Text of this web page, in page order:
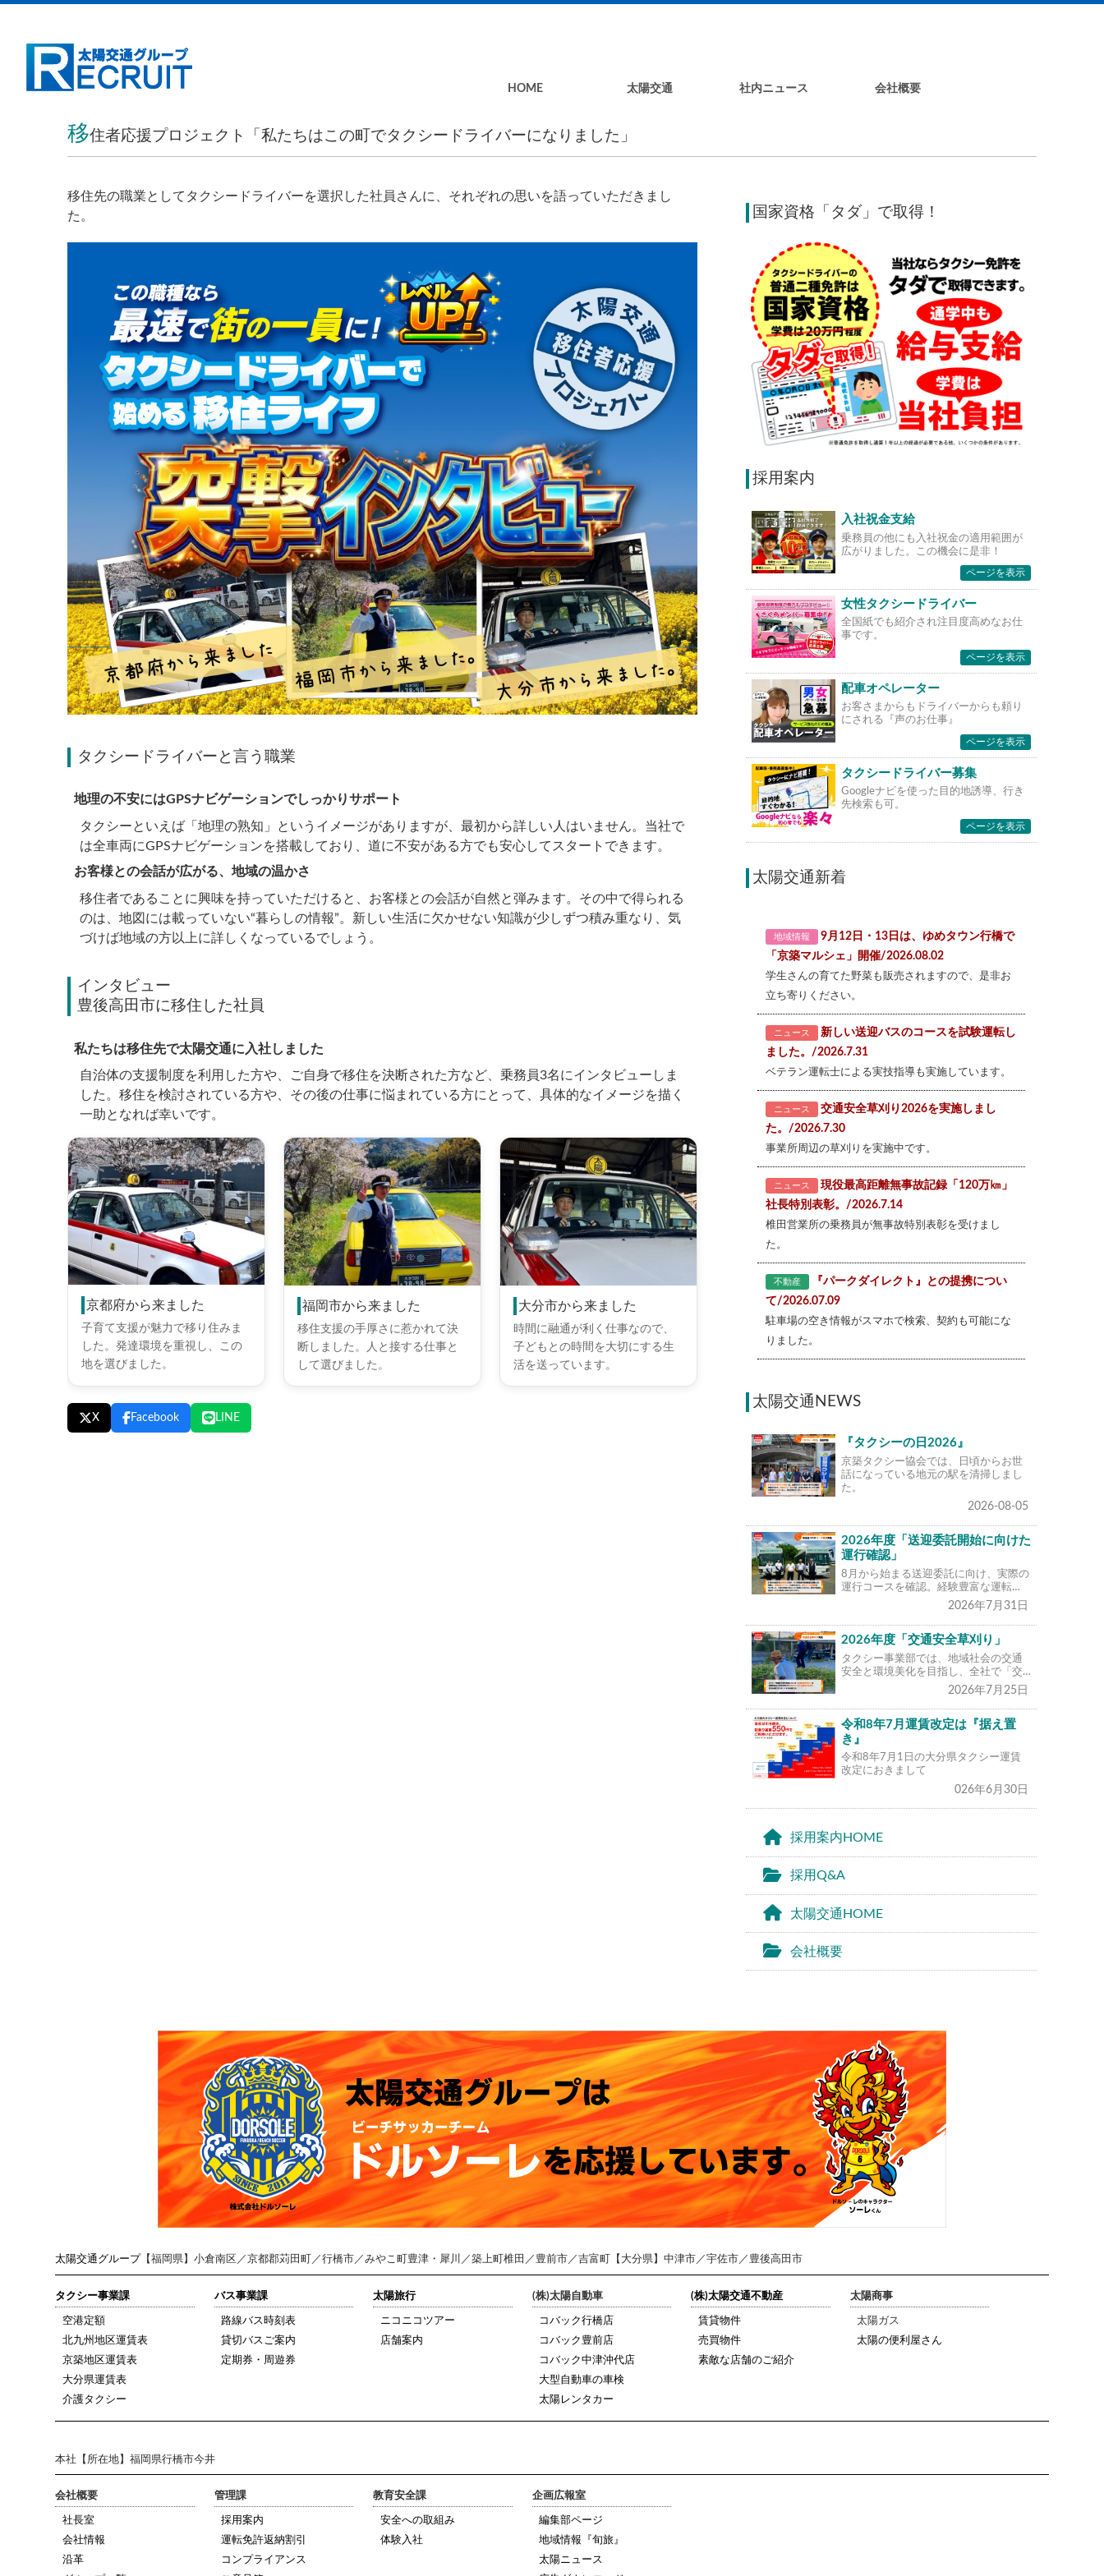
HOME 太陽交通 社内ニュース 会社概要
移住者応援プロジェクト「私たちはこの町でタクシードライバーになりました」
移住先の職業としてタクシードライバーを選択した社員さんに、それぞれの思いを語っていただきまし
た。
タクシードライバーと言う職業
地理の不安にはGPSナビゲーションでしっかりサポート
タクシーといえば「地理の熟知」というイメージがありますが、最初から詳しい人はいません。当社で
は全車両にGPSナビゲーションを搭載しており、道に不安がある方でも安心してスタートできます。
お客様との会話が広がる、地域の温かさ
移住者であることに興味を持っていただけると、お客様との会話が自然と弾みます。その中で得られる
のは、地図には載っていない“暮らしの情報”。新しい生活に欠かせない知識が少しずつ積み重なり、気
づけば地域の方以上に詳しくなっているでしょう。
インタビュー
豊後高田市に移住した社員
私たちは移住先で太陽交通に入社しました
自治体の支援制度を利用した方や、ご自身で移住を決断された方など、乗務員3名にインタビューしま
した。移住を検討されている方や、その後の仕事に悩まれている方にとって、具体的なイメージを描く
一助となれば幸いです。
京都府から来ました
子育て支援が魅力で移り住みま
した。発達環境を重視し、この
地を選びました。
福岡市から来ました
移住支援の手厚さに惹かれて決
断しました。人と接する仕事と
して選びました。
大分市から来ました
時間に融通が利く仕事なので、
子どもとの時間を大切にする生
活を送っています。
X Facebook LINE
国家資格「タダ」で取得！
採用案内
入社祝金支給
乗務員の他にも入社祝金の適用範囲が
広がりました。この機会に是非！
ページを表示
女性タクシードライバー
全国紙でも紹介され注目度高めなお仕
事です。
ページを表示
配車オペレーター
お客さまからもドライバーからも頼り
にされる『声のお仕事』
ページを表示
タクシードライバー募集
Googleナビを使った目的地誘導、行き
先検索も可。
ページを表示
太陽交通新着
地域情報
9月12日・13日は、ゆめタウン行橋で
「京築マルシェ」開催/2026.08.02
学生さんの育てた野菜も販売されますので、是非お
立ち寄りください。
ニュース
新しい送迎バスのコースを試験運転し
ました。/2026.7.31
ベテラン運転士による実技指導も実施しています。
ニュース
交通安全草刈り2026を実施しまし
た。/2026.7.30
事業所周辺の草刈りを実施中です。
ニュース
現役最高距離無事故記録「120万㎞」
社長特別表彰。/2026.7.14
椎田営業所の乗務員が無事故特別表彰を受けまし
た。
不動産
『パークダイレクト』との提携につい
て/2026.07.09
駐車場の空き情報がスマホで検索、契約も可能にな
りました。
太陽交通NEWS
『タクシーの日2026』
京築タクシー協会では、日頃からお世
話になっている地元の駅を清掃しまし
た。
2026-08-05
2026年度「送迎委託開始に向けた
運行確認」
8月から始まる送迎委託に向け、実際の
運行コースを確認。経験豊富な運転…
2026年7月31日
2026年度「交通安全草刈り」
タクシー事業部では、地域社会の交通
安全と環境美化を目指し、全社で「交…
2026年7月25日
令和8年7月運賃改定は『据え置
き』
令和8年7月1日の大分県タクシー運賃
改定におきまして
026年6月30日
採用案内HOME
採用Q&A
太陽交通HOME
会社概要
太陽交通グループ 【福岡県】小倉南区／京都郡苅田町／行橋市／みやこ町豊津・犀川／築上町椎田／豊前市／吉富町【大分県】中津市／宇佐市／豊後高田市
タクシー事業課
空港定額
北九州地区運賃表
京築地区運賃表
大分県運賃表
介護タクシー
バス事業課
路線バス時刻表
貸切バスご案内
定期券・周遊券
太陽旅行
ニコニコツアー
店舗案内
(株)太陽自動車
コバック行橋店
コバック豊前店
コバック中津沖代店
大型自動車の車検
太陽レンタカー
(株)太陽交通不動産
賃貸物件
売買物件
素敵な店舗のご紹介
太陽商事
太陽ガス
太陽の便利屋さん
本社 【所在地】福岡県行橋市今井
会社概要
社長室
会社情報
沿革
管理課
採用案内
運転免許返納割引
コンプライアンス
教育安全課
安全への取組み
体験入社
企画広報室
編集部ページ
地域情報『旬旅』
太陽ニュース